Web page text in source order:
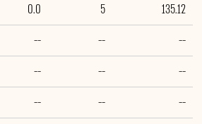
135.12
5
0.0
--
--
--
--
--
--
--
--
--